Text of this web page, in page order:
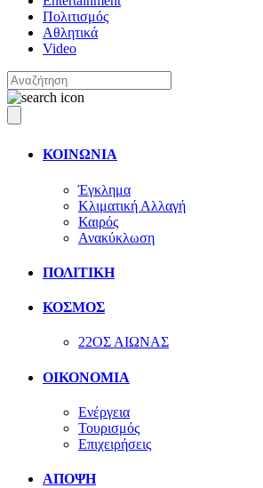
Πολιτισμός
Αθλητικά
Video
ΚΟΙΝΩΝΙΑ
Έγκλημα
Κλιματική Αλλαγή
Καιρός
Ανακύκλωση
ΠΟΛΙΤΙΚΗ
ΚΟΣΜΟΣ
22ΟΣ ΑΙΩΝΑΣ
ΟΙΚΟΝΟΜΙΑ
Ενέργεια
Τουρισμός
Επιχειρήσεις
ΑΠΟΨΗ